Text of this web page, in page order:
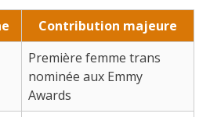
Contribution majeure
Première femme trans
nominée aux Emmy
Awards